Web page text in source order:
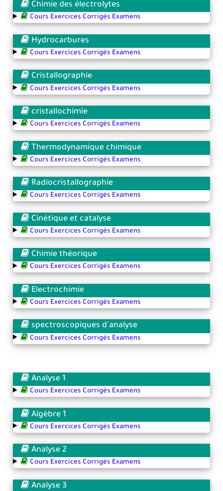
Chimie des électrolytes
Cours Exercices Corrigés Examens
Hydrocarbures
Cours Exercices Corrigés Examens
Cristallographie
Cours Exercices Corrigés Examens
cristallochimie
Cours Exercices Corrigés Examens
Thermodynamique chimique
Cours Exercices Corrigés Examens
Radiocristallographie
Cours Exercices Corrigés Examens
Cinétique et catalyse
Cours Exercices Corrigés Examens
Chimie théorique
Cours Exercices Corrigés Examens
Electrochimie
Cours Exercices Corrigés Examens
spectroscopiques d'analyse
Cours Exercices Corrigés Examens
Analyse 1
Cours Exercices Corrigés Examens
Algèbre 1
Cours Exercices Corrigés Examens
Analyse 2
Cours Exercices Corrigés Examens
Analyse 3